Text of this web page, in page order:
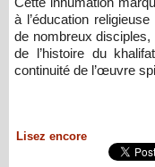
à l’éducation
de nombreux disciples,
de l’histoire du
continuité de l’œuvre
Lisez encore